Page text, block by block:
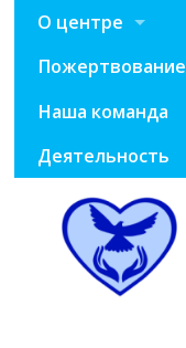
О центре
Пожертвование
Наша команда
Деятельность